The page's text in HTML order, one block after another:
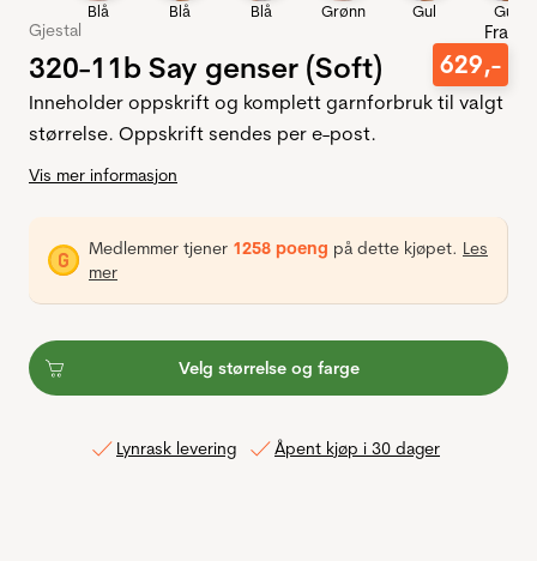
Blå Blå Blå Grønn Gul Gul
Gjestal
320-11b Say genser (Soft)
Fra
629,-
Inneholder oppskrift og komplett garnforbruk til valgt
størrelse. Oppskrift sendes per e-post.
Vis mer informasjon
Medlemmer tjener 1258 poeng på dette kjøpet. Les
mer
Velg størrelse og farge
Lynrask levering Åpent kjøp i 30 dager